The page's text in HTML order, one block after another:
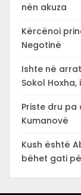
nën akuza
Kërcënoi
Negotinë
Ishte në
Sokol
Priste dru
Kumanovë
Kush është
bëhet gati